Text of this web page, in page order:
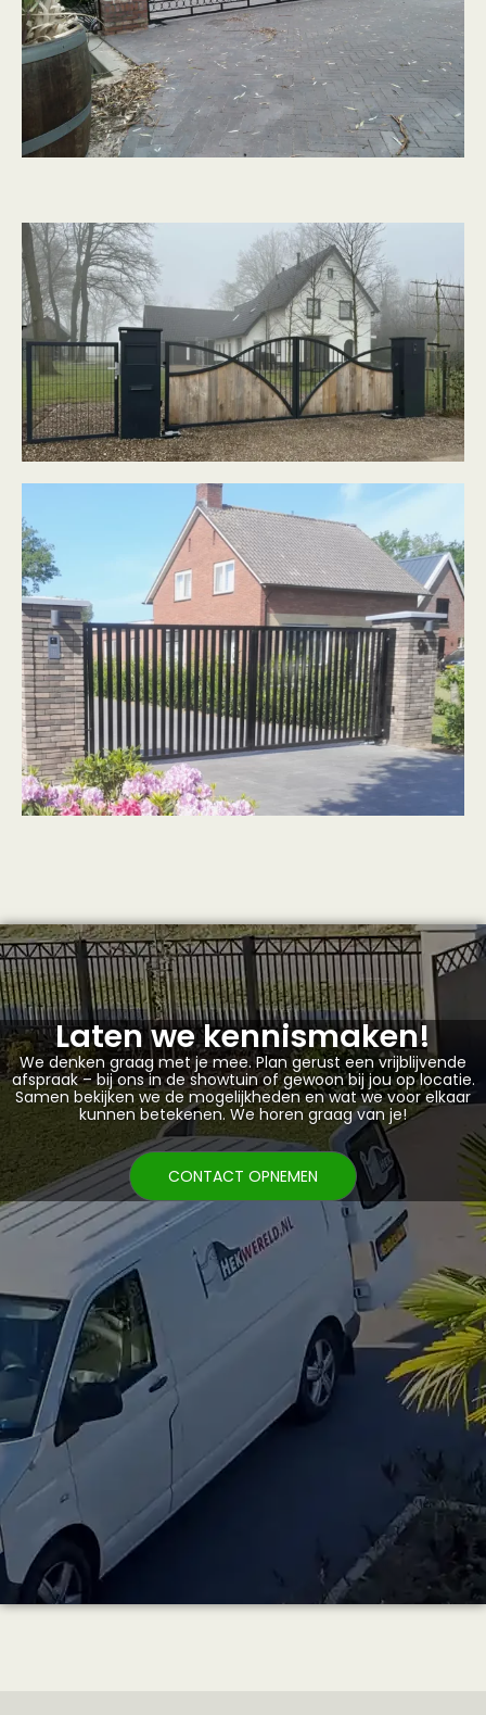
Laten we kennismaken!
We denken graag met je mee. Plan gerust een vrijblijvende
afspraak – bij ons in de showtuin of gewoon bij jou op locatie.
Samen bekijken we de mogelijkheden en wat we voor elkaar
kunnen betekenen. We horen graag van je!
CONTACT OPNEMEN